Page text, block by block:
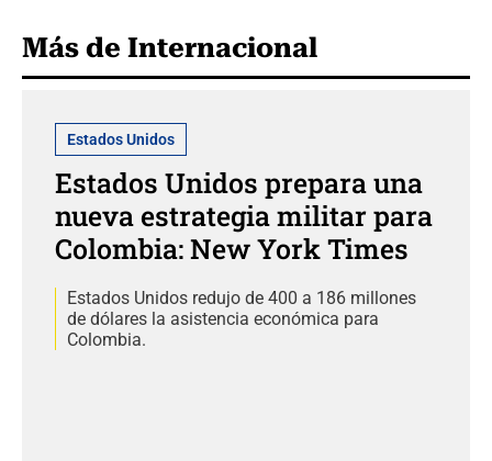
Más de Internacional
Estados Unidos
Estados Unidos prepara una
nueva estrategia militar para
Colombia: New York Times
Estados Unidos redujo de 400 a 186 millones
de dólares la asistencia económica para
Colombia.